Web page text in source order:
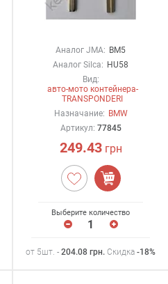
Аналог JMA: BM5
Аналог Silca: HU58
Вид:
авто-мото контейнера-
TRANSPONDERI
Назначание: BMW
Артикул: 77845
249.43грн
Выберите количество
от 5шт. - 204.08 грн. Скидка -18%